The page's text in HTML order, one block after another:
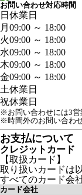
お問い合わせ対応時間
日 休業日
月 09:00 ～ 18:00
火09:00 ～ 18:00
水09:00 ～ 18:00
木09:00 ～ 18:00
金09:00 ～ 18:00
土休業日
祝休業日
※お問い合わせには3営
※時間外のお問い合わ
お支払について
クレジットカード
【取扱カード】
取り扱いカードは
すべてのカード会
カード会社